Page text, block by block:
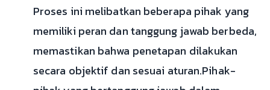
Proses ini melibatkan beberapa pihak yang
memiliki peran dan tanggung jawab berbeda,
memastikan bahwa penetapan dilakukan
secara objektif dan sesuai aturan.Pihak-